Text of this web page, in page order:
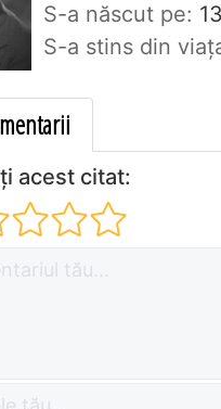
S-a născut pe:
S-a stins din
acest citat: